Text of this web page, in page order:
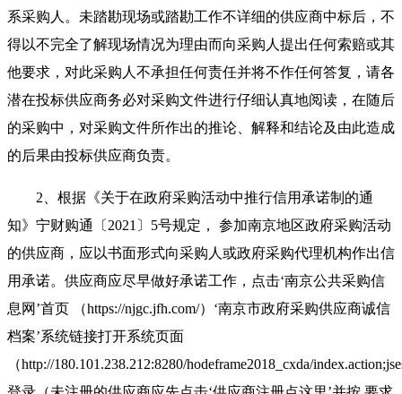
系采购人。未踏勘现场或踏勘工作不详细的供应商中标后，不
得以不完全了解现场情况为理由而向采购人提出任何索赔或其
他要求，对此采购人不承担任何责任并将不作任何答复，请各
潜在投标供应商务必对采购文件进行仔细认真地阅读，在随后
的采购中，对采购文件所作出的推论、解释和结论及由此造成
的后果由投标供应商负责。
2、根据《关于在政府采购活动中推行信用承诺制的通
知》宁财购通〔2021〕5号规定， 参加南京地区政府采购活动
的供应商，应以书面形式向采购人或政府采购代理机构作出信
用承诺。供应商应尽早做好承诺工作，点击‘南京公共采购信
息网’首页 （https://njgc.jfh.com/）‘南京市政府采购供应商诚信
档案’系统链接打开系统页面
（http://180.101.238.212:8280/hodeframe2018_cxda/